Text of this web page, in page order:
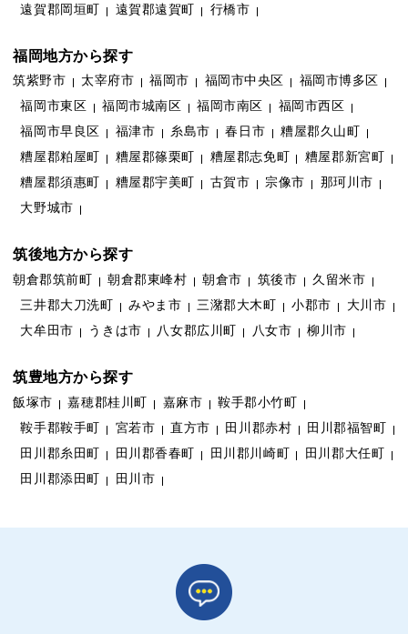
遠賀郡岡垣町
遠賀郡遠賀町 行橋市
福岡地方から探す
筑紫野市 太宰府市 福岡市 福岡市中央区
福岡市博多区
福岡市東区
福岡市城南区 福岡市南区
福岡市西区
福岡市早良区
福津市 糸島市 春日市
糟屋郡久山町
糟屋郡粕屋町
糟屋郡篠栗町 糟屋郡志免町
糟屋郡新宮町
糟屋郡須惠町
糟屋郡宇美町 古賀市 宗像市
那珂川市
大野城市
筑後地方から探す
朝倉郡筑前町 朝倉郡東峰村 朝倉市 筑後市
久留米市
三井郡大刀洗町
みやま市 三潴郡大木町 小郡市
大川市
大牟田市
うきは市 八女郡広川町 八女市 柳川市
筑豊地方から探す
飯塚市 嘉穂郡桂川町 嘉麻市
鞍手郡小竹町
鞍手郡鞍手町
宮若市 直方市 田川郡赤村
田川郡福智町
田川郡糸田町
田川郡香春町 田川郡川崎町
田川郡大任町
田川郡添田町
田川市